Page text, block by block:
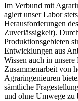
Im Verbund mit
agiert unser Labor
Herausforderungen
Zuverlässigkeit).
Produktionsgebieten
Entwicklungen aus
Wissen auch in
Zusammenarbeit von
Agraringenieuren
sämtliche
und ohne Umwege zu